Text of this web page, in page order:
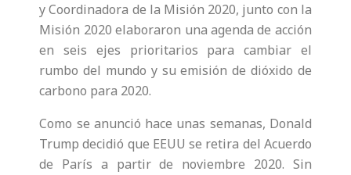
y Coordinadora de la Misión 2020, junto con la
Misión 2020 elaboraron una agenda de acción
en seis ejes prioritarios para cambiar el
rumbo del mundo y su emisión de dióxido de
carbono para 2020.
Como se anunció hace unas semanas, Donald
Trump decidió que EEUU se retira del Acuerdo
de París a partir de noviembre 2020. Sin